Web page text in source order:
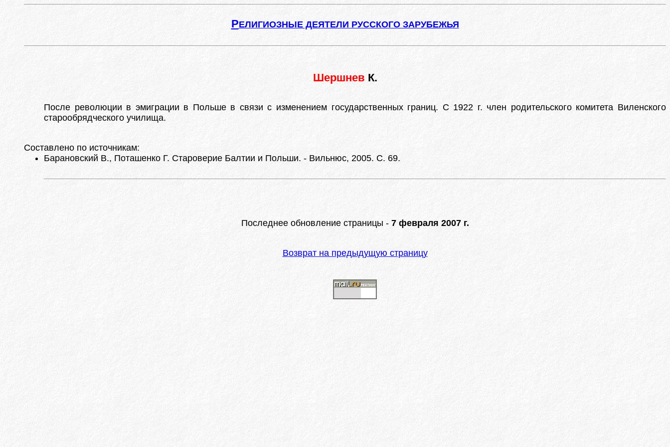
РЕЛИГИОЗНЫЕ ДЕЯТЕЛИ РУССКОГО ЗАРУБЕЖЬЯ
Шершнев К.
После революции в эмиграции в Польше в связи с изменением государственных границ. С 1922 г. член родительского комитета Виленского
старообрядческого училища.
Составлено по источникам:
Барановский В., Поташенко Г. Староверие Балтии и Польши. - Вильнюс, 2005. С. 69.
Последнее обновление страницы - 7 февраля 2007 г.
Возврат на предыдущую страницу